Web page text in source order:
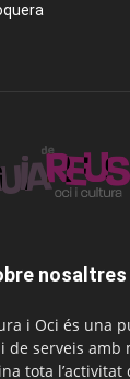
nosaltres
i Oci és una
de serveis amb
tota l’activitat